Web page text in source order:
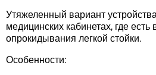
Утяжеленный вариант
медицинских кабинетах, где есть
опрокидывания легкой стойки.
Особенности: